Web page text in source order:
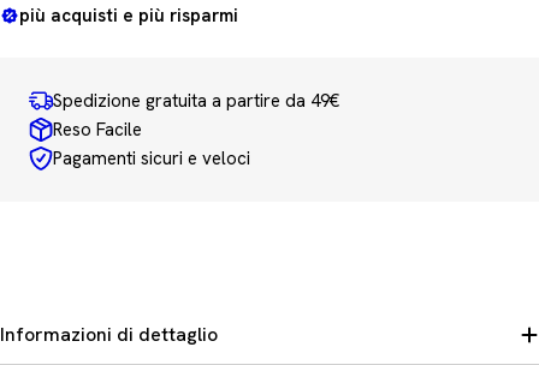
più acquisti e più risparmi
Spedizione gratuita a partire da 49€
Reso Facile
Pagamenti sicuri e veloci
Informazioni di dettaglio